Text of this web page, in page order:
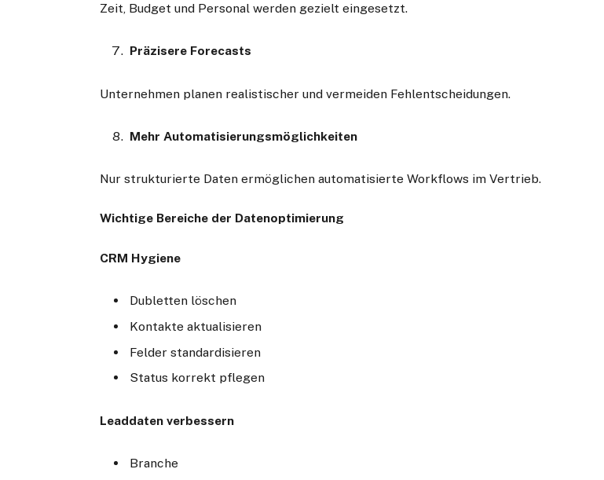
Zeit, Budget und Personal werden gezielt eingesetzt.
Präzisere Forecasts
Unternehmen planen realistischer und vermeiden Fehlentscheidungen.
Mehr Automatisierungsmöglichkeiten
Nur strukturierte Daten ermöglichen automatisierte Workflows im Vertrieb.
Wichtige Bereiche der Datenoptimierung
CRM Hygiene
Dubletten löschen
Kontakte aktualisieren
Felder standardisieren
Status korrekt pflegen
Leaddaten verbessern
Branche